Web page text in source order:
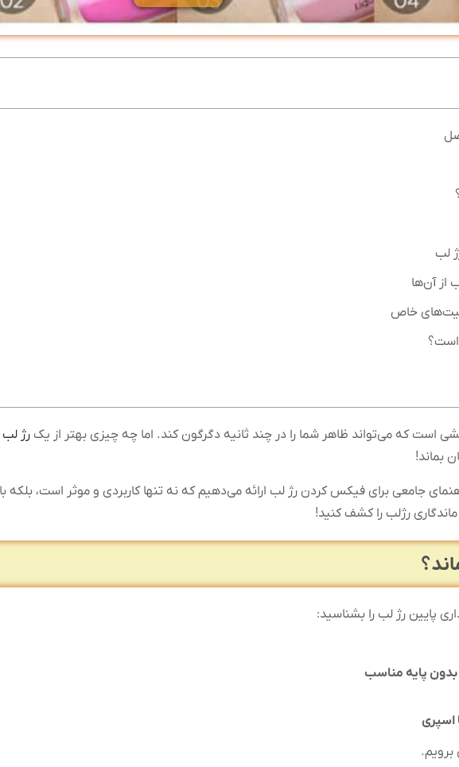
لب
از آن‌ها
خاص
است که می‌تواند ظاهر شما را در چند ثانیه دگرگون کند. اما چه چیزی بهتر از یک رژ لب
بماند!
جامعی برای فیکس کردن رژ لب ارائه می‌دهیم که نه تنها کاربردی و موثر است، بلکه
ماندگاری رژلب را کشف کنید!
پایین رژ لب را بشناسید:
بدون پایه مناسب
اسپری
برویم.